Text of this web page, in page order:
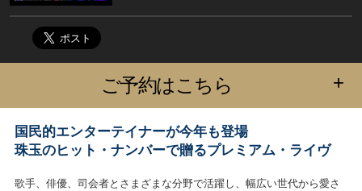
ご予約はこちら +
国民的エンターテイナーが今年も登場
珠玉のヒット・ナンバーで贈るプレミアム・ライヴ
歌手、俳優、司会者とさまざまな分野で活躍し、幅広い世代から愛さ